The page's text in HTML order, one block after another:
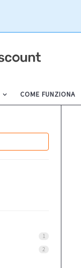
COME FUNZIONA
1
2